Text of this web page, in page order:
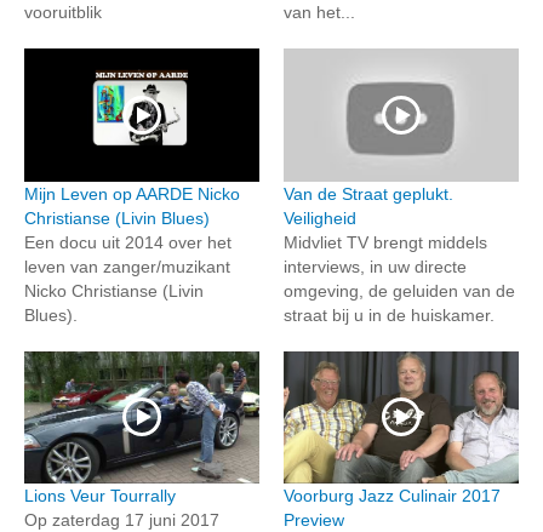
vooruitblik
van het...
Mijn Leven op AARDE Nicko
Christianse (Livin Blues)
Een docu uit 2014 over het
leven van zanger/muzikant
Nicko Christianse (Livin
Blues).
Van de Straat geplukt.
Veiligheid
Midvliet TV brengt middels
interviews, in uw directe
omgeving, de geluiden van de
straat bij u in de huiskamer.
Lions Veur Tourrally
Op zaterdag 17 juni 2017
Voorburg Jazz Culinair 2017
Preview